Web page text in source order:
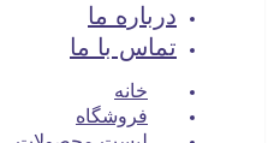
درباره ما
تماس با ما
خانه
فروشگاه